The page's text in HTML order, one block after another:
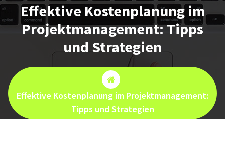
Effektive Kostenplanung im
Projektmanagement: Tipps
und Strategien
Effektive Kostenplanung im Projektmanagement:
Tipps und Strategien